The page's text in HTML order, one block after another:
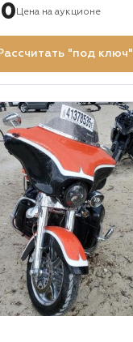
Цена на аукционе
"под ключ"